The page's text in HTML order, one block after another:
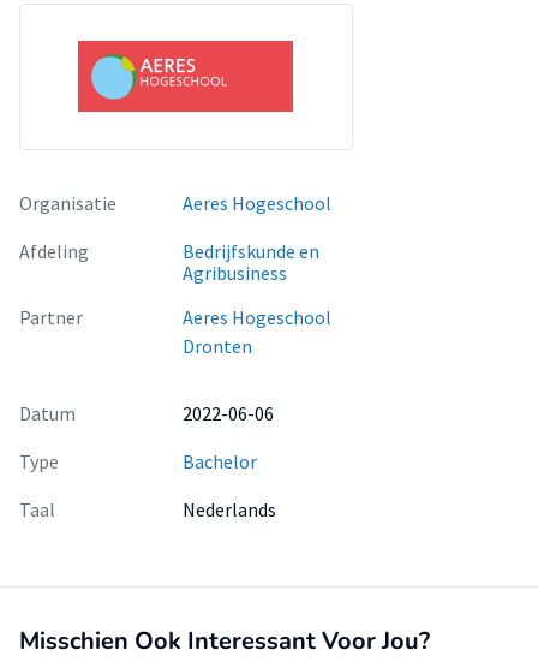
Organisatie
Aeres Hogeschool
Afdeling
Bedrijfskunde en
Agribusiness
Partner
Aeres Hogeschool
Dronten
Datum
2022-06-06
Type
Bachelor
Taal
Nederlands
Misschien Ook Interessant Voor Jou?